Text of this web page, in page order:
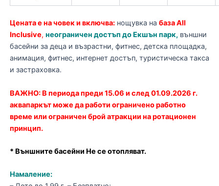
Цената е на човек и включва: нощувка на база All
Inclusive, неограничен достъп до Екшън парк, външни
басейни за деца и възрастни, фитнес, детска площадка,
анимация, фитнес, интернет достъп, туристическа такса
и застраховка.
ВАЖНО: В периода преди 15.06 и след 01.09.2026 г.
аквапаркът може да работи ограничено работно
време или ограничен брой атракции на ротационен
принцип.
* Външните басейни Не се отопляват.
Намаление: